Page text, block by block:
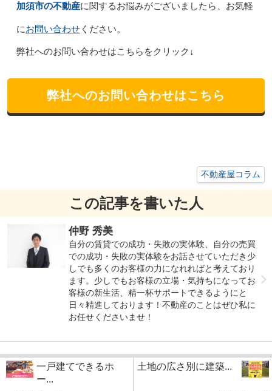
加須市の不動産に関するお悩みがございましたら、お気軽
にお問い合わせください。
弊社へのお問い合わせはこちらをクリック↓
弊社へのお問い合わせはこちら
不動産屋コラム
この記事を書いた人
仲野 秀美
自分の賃貸での成功・失敗の実体験、自分の売買
での成功・失敗の実体験をお話させていただき少
しでも多くのお客様の力になれればと考えており
ます。少しでもお客様の立場・気持ちになってお
客様の新生活、精一杯サポートできるようにと
日々精進しております！不動産のことはぜひ私に
お任せくださいませ！
一戸建てできるホ
ー...
土地の広さ別に建築...